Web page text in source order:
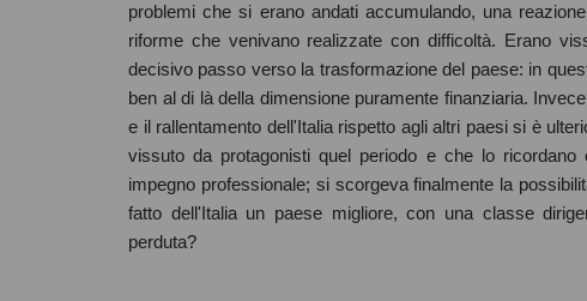
problemi che si erano andati accumulando, una
riforme che venivano realizzate con difficoltà. Erano
decisivo passo verso la trasformazione del paese: in
ben al di là della dimensione puramente finanziaria.
e il rallentamento dell'Italia rispetto agli altri paesi si è
vissuto da protagonisti quel periodo e che lo
impegno professionale; si scorgeva finalmente la
fatto dell'Italia un paese migliore, con una classe
perduta?